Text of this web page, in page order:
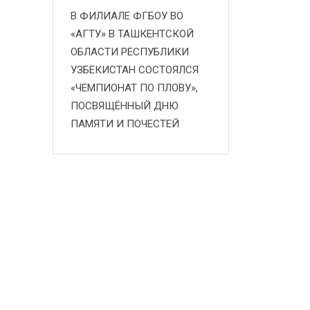
В ФИЛИАЛЕ ФГБОУ ВО
«АГТУ» В ТАШКЕНТСКОЙ
ОБЛАСТИ РЕСПУБЛИКИ
УЗБЕКИСТАН СОСТОЯЛСЯ
«ЧЕМПИОНАТ ПО ПЛОВУ»,
ПОСВЯЩЁННЫЙ ДНЮ
ПАМЯТИ И ПОЧЕСТЕЙ